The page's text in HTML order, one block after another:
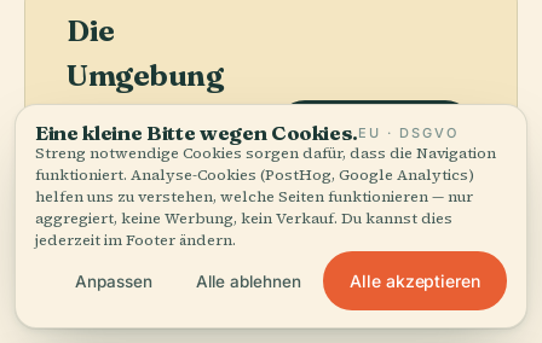
Die
Umgebung
entdecken
Sehen Sie Auditorium
Nino Rota auf der Karte
und entdecken Sie, was
in der Nähe ist.
Karte anzeigen
Eine kleine Bitte wegen Cookies.EU · DSGVO
Streng notwendige Cookies sorgen dafür, dass die Navigation
funktioniert. Analyse-Cookies (PostHog, Google Analytics)
helfen uns zu verstehen, welche Seiten funktionieren — nur
aggregiert, keine Werbung, kein Verkauf. Du kannst dies
jederzeit im Footer ändern.
Anpassen Alle ablehnen Alle akzeptieren